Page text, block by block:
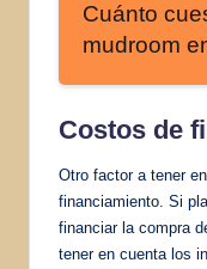
Cuánto
mudroom
Costos de
Otro factor a tener
financiamiento. Si
financiar la compra
tener en cuenta los